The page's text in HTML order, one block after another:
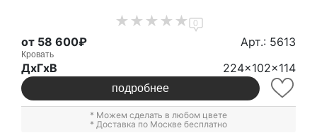
0
от 58 600₽ Арт.: 5613
Кровать
ДxГxВ 224x102x114
подробнее
* Можем сделать в любом цвете
* Доставка по Москве бесплатно